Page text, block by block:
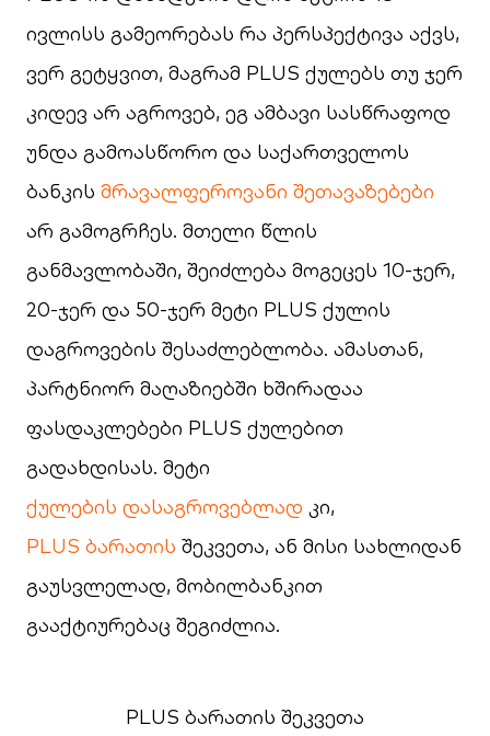
ივლისს გამეორებას რა პერსპექტივა აქვს,
ვერ გეტყვით, მაგრამ PLUS ქულებს თუ ჯერ
კიდევ არ აგროვებ, ეგ ამბავი სასწრაფოდ
უნდა გამოასწორო და საქართველოს
ბანკის მრავალფეროვანი შეთავაზებები
არ გამოგრჩეს. მთელი წლის
განმავლობაში, შეიძლება მოგეცეს 10-ჯერ,
20-ჯერ და 50-ჯერ მეტი PLUS ქულის
დაგროვების შესაძლებლობა. ამასთან,
პარტნიორ მაღაზიებში ხშირადაა
ფასდაკლებები PLUS ქულებით
გადახდისას. მეტი
ქულების დასაგროვებლად კი,
PLUS ბარათის შეკვეთა, ან მისი სახლიდან
გაუსვლელად, მობილბანკით
გააქტიურებაც შეგიძლია.
PLUS ბარათის შეკვეთა